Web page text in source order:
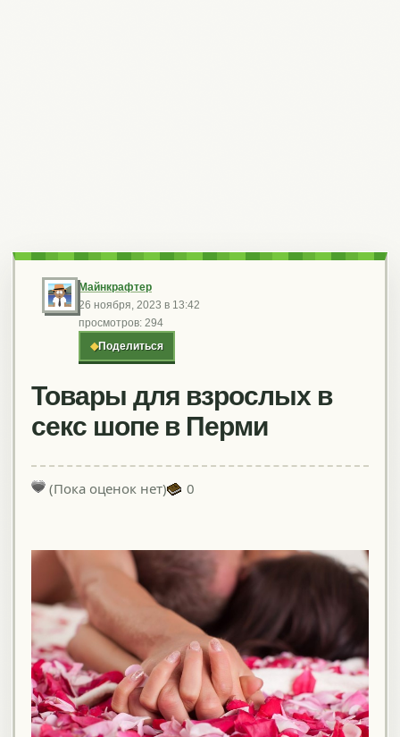
Майнкрафтер
26 ноября, 2023 в 13:42
просмотров: 294
◆Поделиться
Товары для взрослых в
секс шопе в Перми
(Пока оценок нет) 0